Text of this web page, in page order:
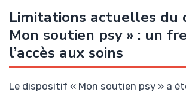
Limitations actuelles du
Mon soutien psy » : un
l’accès aux soins
Le dispositif « Mon soutien psy » a